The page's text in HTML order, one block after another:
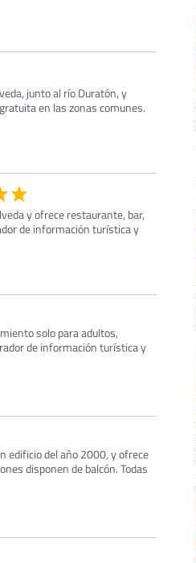
junto al río Duratón, y
en las zonas comunes.
y ofrece restaurante, bar,
de información turística y
solo para adultos,
de información turística y
edificio del año 2000, y ofrece
disponen de balcón. Todas